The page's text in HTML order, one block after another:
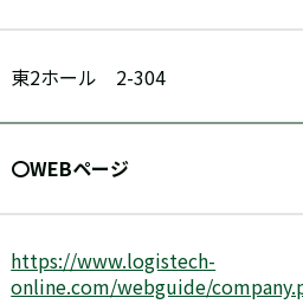
東2ホール 2-304
〇WEBページ
https://www.logistech-
online.com/webguide/